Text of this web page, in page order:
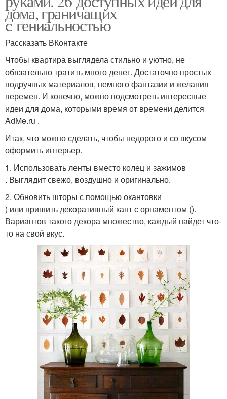
дома, граничащих
с гениальностью
Рассказать ВКонтакте
Чтобы квартира выглядела стильно и уютно, не
обязательно тратить много денег. Достаточно простых
подручных материалов, немного фантазии и желания
перемен. И конечно, можно подсмотреть интересные
идеи для дома, которыми время от времени делится
AdMe.ru .
Итак, что можно сделать, чтобы недорого и со вкусом
оформить интерьер.
1. Использовать ленты вместо колец и зажимов
. Выглядит свежо, воздушно и оригинально.
2. Обновить шторы с помощью окантовки
) или пришить декоративный кант с орнаментом ().
Вариантов такого декора множество, каждый найдет что-
то на свой вкус.